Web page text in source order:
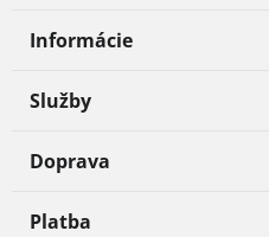
Informácie
Služby
Doprava
Platba